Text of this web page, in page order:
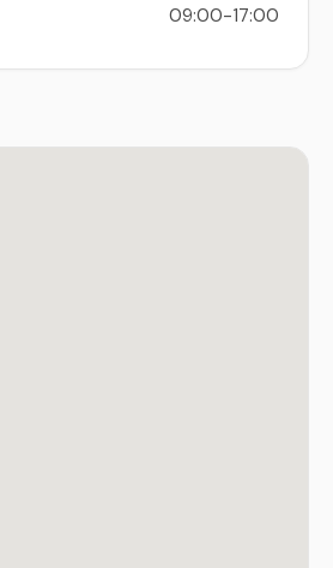
09:00-17:00